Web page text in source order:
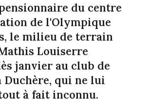
du centre
de l'Olympique
le milieu de terrain
Louiserre
janvier au club de
Duchère, qui ne lui
à fait inconnu.